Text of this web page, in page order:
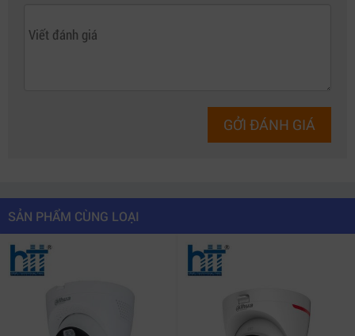
sát rõ ràng cả ngày lẫn đêm
để đảm bảo hình ảnh luôn rõ nét trong mọi môi trường
ánh sáng. Với tầm nhìn ban đêm lên đến 50 mét, thiết bị
nhiễu.
Camera tự động điều chỉnh chế độ chiếu sáng phù hợp
với từng khung cảnh – chỉ bật đèn trợ sáng khi phát
hiện chuyển động của người hoặc phương tiện, giúp tiết
kiệm năng lượng và tăng tuổi thọ đèn.
GỞI ĐÁNH GIÁ
SẢN PHẨM CÙNG LOẠI